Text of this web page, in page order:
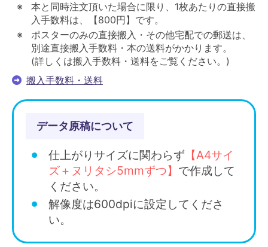
本と同時注文頂いた場合に限り、1枚あたりの直接搬
入手数料は、【800円】です。
ポスターのみの直接搬入・その他宅配での郵送は、
別途直接搬入手数料・本の送料がかかります。
(詳しくは搬入手数料・送料をご覧ください。)
搬入手数料・送料
データ原稿について
仕上がりサイズに関わらず 【A4サイ
ズ＋ヌリタシ5mmずつ】 で作成して
ください。
解像度は600dpiに設定してくださ
い。